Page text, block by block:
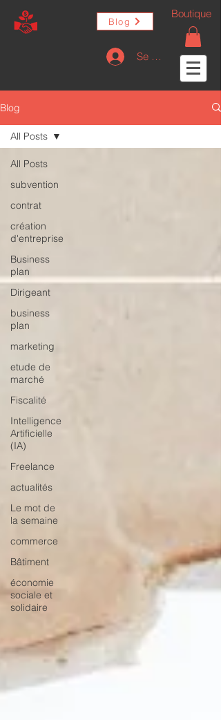
Blog
Se connecter
Boutique
Blog
All Posts
subvention
contrat
création
d'entreprise
Business
plan
Dirigeant
business
plan
marketing
etude de
marché
Fiscalité
Intelligence
Artificielle
(IA)
Freelance
actualités
Le mot de
la semaine
commerce
Bâtiment
économie
sociale et
solidaire
All Posts